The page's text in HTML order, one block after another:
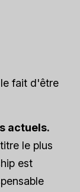
fait d'être
actuels.
le plus
est